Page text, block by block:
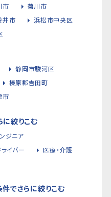
市
菊川市
井市
浜松市中央区
静岡市駿河区
榛原郡吉田町
市
絞りこむ
ジニア
イバー
医療・介護
でさらに絞りこむ